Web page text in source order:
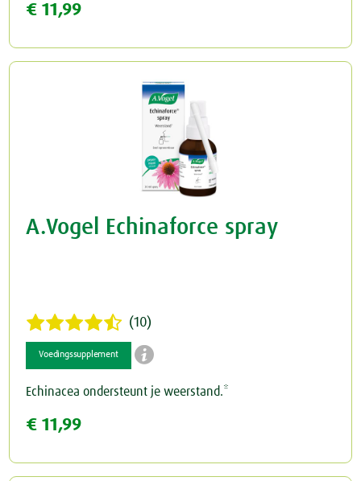
€ 11,99
A.Vogel Echinaforce spray
(10)
Voedingssupplement 
Echinacea ondersteunt je weerstand.*
€ 11,99